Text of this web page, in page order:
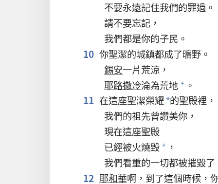
不要永遠記住我們的罪過。
請不要忘記，
我們都是你的子民。
10 你聖潔的城鎮都成了曠野。
錫安一片荒涼，
耶路撒冷淪為荒地 + 。
11 在這座聖潔榮耀*的聖殿裡，
我們的祖先曾讚美你，
現在這座聖殿
已經被火燒毀 + ，
我們看重的一切都被摧毀了
12 耶和華啊，到了這個時候，